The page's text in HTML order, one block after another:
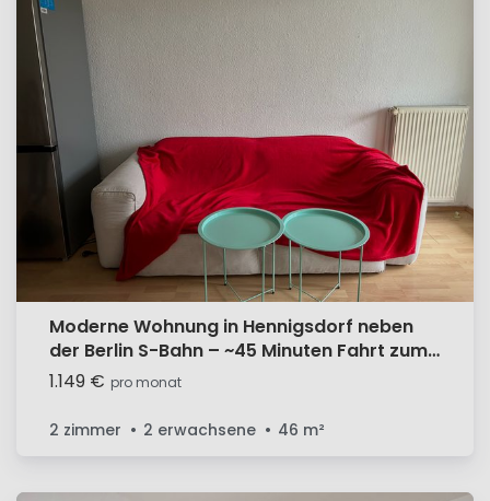
Moderne Wohnung in Hennigsdorf neben
der Berlin S-Bahn – ~45 Minuten Fahrt zum
Potsdamer Platz
1.149 € pro monat
2 zimmer 2 erwachsene 46 m²